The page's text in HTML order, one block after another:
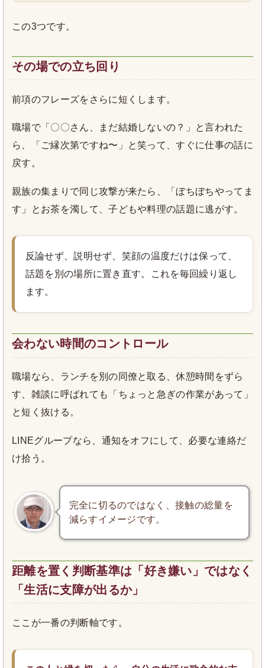
この3つです。
その場での立ち回り
前項のフレーズをさらに短くします。
職場で「〇〇さん、まだ結婚しないの？」と言われた
ら、「ご縁次第ですね〜」と笑って、すぐに仕事の話に
戻す。
親族の集まりで同じ攻撃が来たら、「ぼちぼちやってま
す」とお茶を濁して、子どもや料理の話題に逃がす。
反論せず、説明せず、笑顔の温度だけは保って、
話題を別の場所に置き直す。これを毎回繰り返し
ます。
会わない時間のコントロール
職場なら、ランチを別の同僚と取る、休憩時間をずら
す、雑談に呼ばれても「ちょっと急ぎの作業があって」
と短く抜ける。
LINEグループなら、通知をオフにして、必要な連絡だ
け拾う。
完全に切るのではなく、接触の総量を
減らすイメージです。
距離を置く判断基準は「好き嫌い」ではなく
「生活に支障が出るか」
ここが一番の判断軸です。